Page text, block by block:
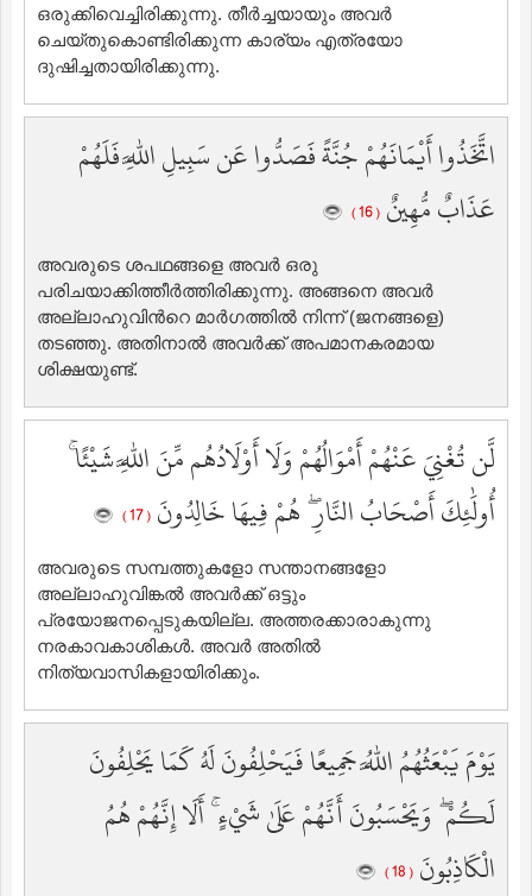
ഒരുക്കിവെച്ചിരിക്കുന്നു. തീര്‍ച്ചയായും അവര്‍
ചെയ്തുകൊണ്ടിരിക്കുന്ന കാര്യം എത്രയോ
ദുഷിച്ചതായിരിക്കുന്നു.
اتَّخَذُوا أَيْمَانَهُمْ جُنَّةً فَصَدُّوا عَن سَبِيلِ اللَّهِ فَلَهُمْ
عَذَابٌ مُّهِينٌ ( 16 )
അവരുടെ ശപഥങ്ങളെ അവര്‍ ഒരു
പരിചയാക്കിത്തീര്‍ത്തിരിക്കുന്നു. അങ്ങനെ അവര്‍
അല്ലാഹുവിന്‍റെ മാര്‍ഗത്തില്‍ നിന്ന് (ജനങ്ങളെ)
തടഞ്ഞു. അതിനാല്‍ അവര്‍ക്ക് അപമാനകരമായ
ശിക്ഷയുണ്ട്‌.
لَّن تُغْنِيَ عَنْهُمْ أَمْوَالُهُمْ وَلَا أَوْلَادُهُم مِّنَ اللَّهِ شَيْئًا ۚ
أُولَٰئِكَ أَصْحَابُ النَّارِ ۖ هُمْ فِيهَا خَالِدُونَ ( 17 )
അവരുടെ സമ്പത്തുകളോ സന്താനങ്ങളോ
അല്ലാഹുവിങ്കല്‍ അവര്‍ക്ക് ഒട്ടും
പ്രയോജനപ്പെടുകയില്ല. അത്തരക്കാരാകുന്നു
നരകാവകാശികള്‍. അവര്‍ അതില്‍
നിത്യവാസികളായിരിക്കും.
يَوْمَ يَبْعَثُهُمُ اللَّهُ جَمِيعًا فَيَحْلِفُونَ لَهُ كَمَا يَحْلِفُونَ
لَكُمْ ۖ وَيَحْسَبُونَ أَنَّهُمْ عَلَىٰ شَيْءٍ ۚ أَلَا إِنَّهُمْ هُمُ
الْكَاذِبُونَ ( 18 )